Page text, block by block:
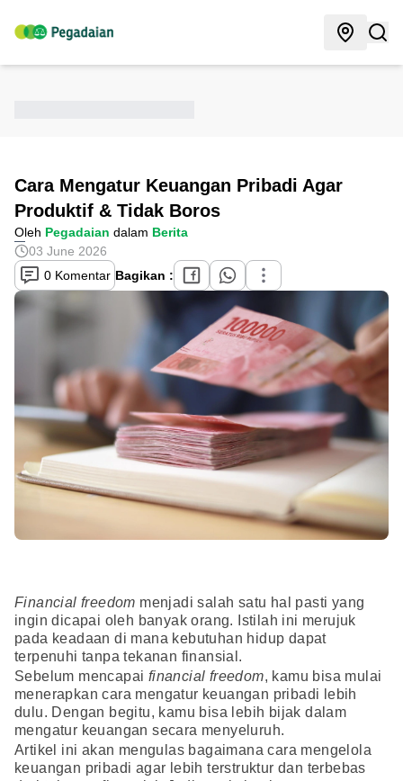
Cara Mengatur Keuangan Pribadi Agar
Produktif & Tidak Boros
Oleh Pegadaian dalam Berita
03 June 2026
0 Komentar Bagikan :
Financial freedom menjadi salah satu hal pasti yang
ingin dicapai oleh banyak orang. Istilah ini merujuk
pada keadaan di mana kebutuhan hidup dapat
terpenuhi tanpa tekanan finansial.
Sebelum mencapai financial freedom, kamu bisa mulai
menerapkan cara mengatur keuangan pribadi lebih
dulu. Dengan begitu, kamu bisa lebih bijak dalam
mengatur keuangan secara menyeluruh.
Artikel ini akan mengulas bagaimana cara mengelola
keuangan pribadi agar lebih terstruktur dan terbebas